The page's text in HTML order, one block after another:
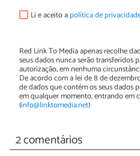
Li e aceito apolítica de
Red Link To Media apenas recolhe
seus dados nunca serão transferidos
autorização, em nenhuma
De acordo com a lei de 8 de
de dados que contém os seus dados
em qualquer momento, entrando em
(info@linktomedia.net)
2 comentários